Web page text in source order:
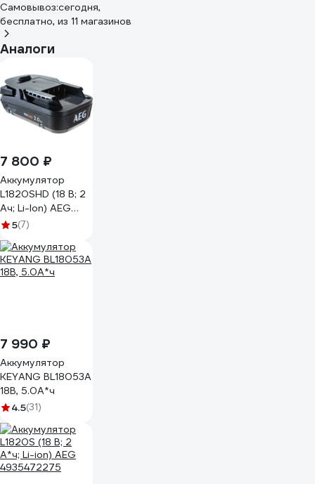
Самовывоз:сегодня,
бесплатно, из 11 магазинов
Аналоги
7 800 ₽
Аккумулятор
L1820SHD (18 В; 2
Ач; Li-Ion) AEG
4935478858
5(7)
7 990 ₽
Аккумулятор
KEYANG BL18053A
18В, 5.0А*ч
4.5(31)